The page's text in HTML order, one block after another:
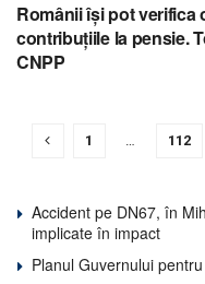
Românii își pot verifica
contribuțiile la pensie.
CNPP
1 … 112
Accident pe DN67, în
implicate în impact
Planul Guvernului